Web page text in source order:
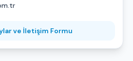
ve İletişim Formu